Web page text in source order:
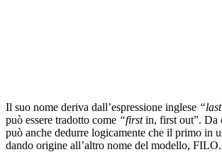
Il suo nome deriva dall’espressione inglese
può essere tradotto come “firstin, first out”. Da
può anche dedurre logicamente che il primo in
dando origine all’altro nome del modello, FILO.